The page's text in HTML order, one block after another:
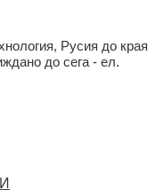
Русия до края
до сега - ел.